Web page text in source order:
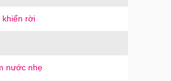
khiển rời
nước nhẹ